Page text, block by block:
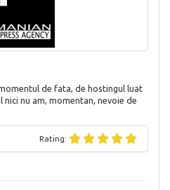
de fata, de hostingul luat
nu am, momentan, nevoie de
Rating: